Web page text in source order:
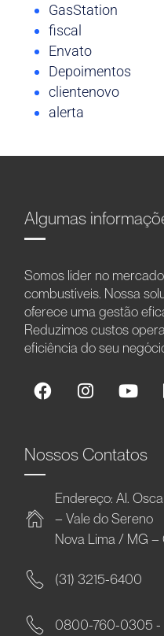
GasStation
fiscal
Envato
Depoimentos
clientenovo
alerta
Algumas
Somos líder no
combustíveis. Nossa
oferece uma gestão
Reduzimos custos
eficiência do seu
Nossos Contatos
Endereço: Al.
– Vale do Sereno
Nova Lima / MG
(31) 3215-6400
0800-760-0305 -